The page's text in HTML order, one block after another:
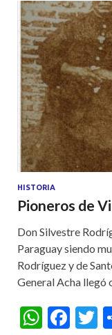
HISTORIA
Pioneros de
Don Silvestre
Paraguay siendo
Rodríguez y de
General Acha llegó
W F
T